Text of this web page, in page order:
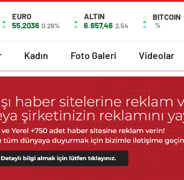
EURO
55,2036 0.29%
ALTIN
6.657,46 2,54
BITCOIN
%
Kadın Foto Galeri Videolar